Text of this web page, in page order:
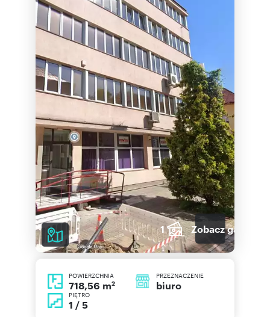
1 Zobacz galerię
POWIERZCHNIA
718,56 m2
PRZEZNACZENIE
biuro
PIĘTRO
1 / 5